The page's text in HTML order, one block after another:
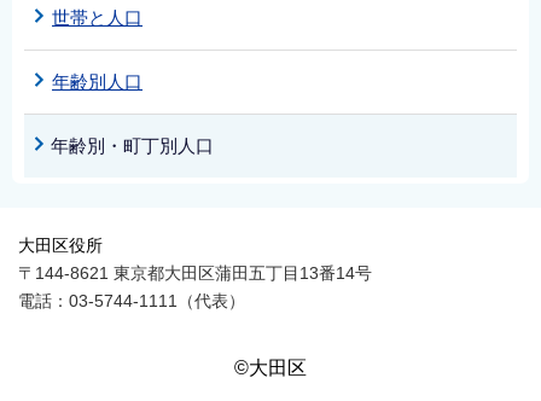
世帯と人口
年齢別人口
年齢別・町丁別人口
大田区役所
〒144-8621 東京都大田区蒲田五丁目13番14号
電話：03-5744-1111（代表）
©大田区